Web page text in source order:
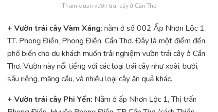
Tham quan vườn trái cây ở Cần Thơ
+ Vườn trái cây Vàm Xáng: nằm ở số 002 Ấp Nhơn Lộc 1,
TT. Phong Điền, Phong Điền, Cần Thơ. Đây là một điểm đến
phổ biến cho du khách muốn trải nghiệm vườn trái cây ở Cần
Thơ. Vườn này nổi tiếng với các loại trái cây như xoài, bưởi,
sầu riêng, mãng cầu, và nhiều loại cây ăn quả khác.
+ Vườn trái cây Phi Yến: Nằm ở ấp Nhơn Lộc 1, Thị trấn